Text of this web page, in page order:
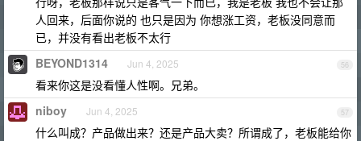
人回来，后面你说的 也只是因为 你想涨工资，老板没同意而
已，并没有看出老板不太行
56
BEYOND1314 Jun 4, 2025
看来你这是没看懂人性啊。兄弟。
57
niboy Jun 4, 2025
什么叫成？产品做出来？还是产品大卖？所谓成了，老板能给你